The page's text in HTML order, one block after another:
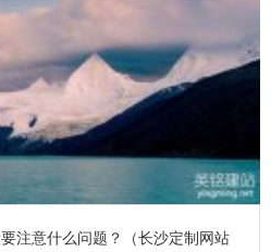
注意什么问题？（长沙定制网站